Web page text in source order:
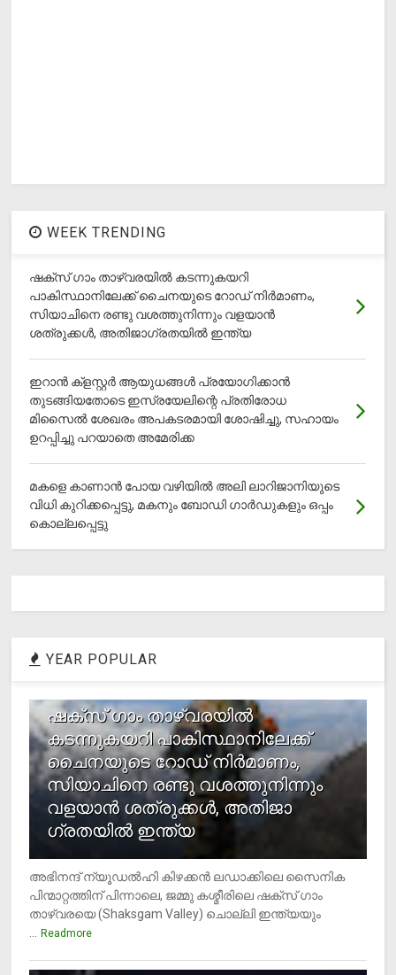
WEEK TRENDING
ഷക്സ് ​ഗാം താഴ്‌വരയിൽ കടന്നുകയറി
പാകിസ്ഥാനിലേക്ക് ചൈനയുടെ റോഡ് നിർമാണം,
സിയാചിനെ രണ്ടു വശത്തുനിന്നും വളയാൻ
ശത്രുക്കൾ, അതിജാ​ഗ്രതയിൽ ഇന്ത്യ
ഇറാന്‍ ക്‌ളസ്റ്റര്‍ ആയുധങ്ങള്‍ പ്രയോഗിക്കാന്‍
തുടങ്ങിയതോടെ ഇസ്രയേലിന്റെ പ്രതിരോധ
മിസൈല്‍ ശേഖരം അപകടരമായി ശോഷിച്ചു, സഹായം
ഉറപ്പിച്ചു പറയാതെ അമേരിക്ക
മകളെ കാണാന്‍ പോയ വഴിയില്‍ അലി ലാറിജാനിയുടെ
വിധി കുറിക്കപ്പെട്ടു, മകനും ബോഡി ഗാര്‍ഡുകളും ഒപ്പം
കൊല്ലപ്പെട്ടു
YEAR POPULAR
ഷക്സ് ​ഗാം താഴ്‌വരയിൽ
കടന്നുകയറി പാകിസ്ഥാനിലേക്ക്
ചൈനയുടെ റോഡ് നിർമാണം,
സിയാചിനെ രണ്ടു വശത്തുനിന്നും
വളയാൻ ശത്രുക്കൾ, അതിജാ​
ഗ്രതയിൽ ഇന്ത്യ
അഭിനന്ദ് ന്യൂഡൽഹി കിഴക്കൻ ലഡാക്കിലെ സൈനിക
പിന്മാറ്റത്തിന് പിന്നാലെ, ജമ്മു കശ്മീരിലെ ഷക്സ് ​ഗാം
താഴ്‌വരയെ (Shaksgam Valley) ചൊല്ലി ഇന്ത്യയും
Readmore